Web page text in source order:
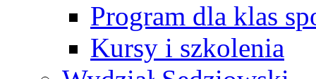
Program dla klas
Kursy i szkolenia